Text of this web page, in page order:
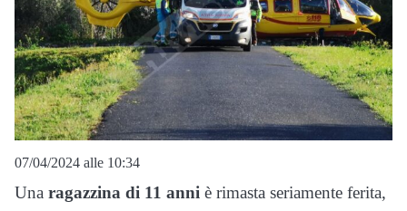
07/04/2024 alle 10:34
Una ragazzina di 11 anni è rimasta seriamente ferita,